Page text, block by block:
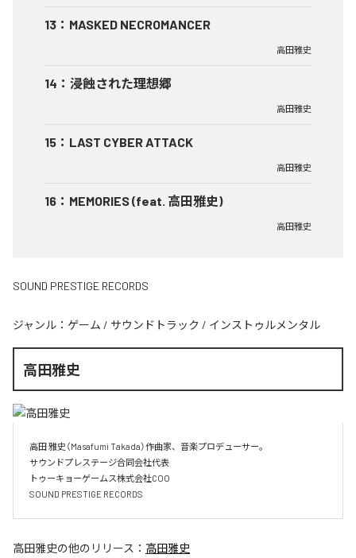
13 ： MASKED NECROMANCER
高田雅史
14 ： 浸蝕された理想郷
高田雅史
15 ： LAST CYBER ATTACK
高田雅史
16 ： MEMORIES (feat. 高田雅史)
高田雅史
SOUND PRESTIGE RECORDS
ジャンル： ゲーム / サウンドトラック / インストゥルメンタル
高田雅史
高田 雅史（Masafumi Takada）作曲家、音楽プロデューサー。
サウンドプレステージ合同会社代表
トゥーキョーゲームス株式会社COO
SOUND PRESTIGE RECORDS
高田雅史の他のリリース： 高田雅史